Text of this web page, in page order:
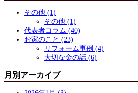
その他 (1)
その他 (1)
代表者コラム (40)
お家のこと (23)
リフォーム事例 (4)
大切な金の話 (6)
月別アーカイブ